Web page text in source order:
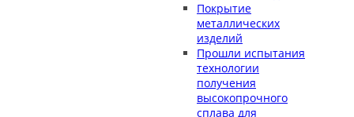
Покрытие
металлических
изделий
Прошли испытания
технологии
получения
высокопрочного
сплава для